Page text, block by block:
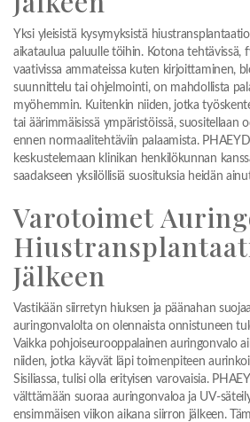
Yksi yleisistä kysymyksistä
aikataulua paluulle töihin. Kotona tehtävissä,
vaativissa ammateissa kuten kirjoittaminen,
suunnittelu tai ohjelmointi, on mahdollista
myöhemmin. Kuitenkin niiden, jotka
tai äärimmäisissä ympäristöissä, suositellaan
ennen normaalitehtäviin palaamista.
keskustelemaan klinikan henkilökunnan
saadakseen yksilöllisiä suosituksia heidän
Varotoimet
Jälkeen
Vastikään siirretyn hiuksen ja päänahan
auringonvalolta on olennaista onnistuneen
Vaikka pohjoiseurooppalainen auringonvalo
niiden, jotka käyvät läpi toimenpiteen
Sisiliassa, tulisi olla erityisen varovaisia.
välttämään suoraa auringonvaloa ja UV-
ensimmäisen viikon aikana siirron jälkeen.